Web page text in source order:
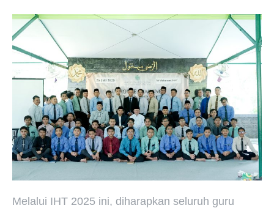
Melalui IHT 2025 ini, diharapkan seluruh guru